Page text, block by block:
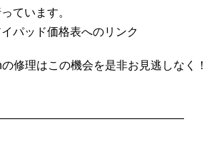
ています。
パッド価格表へのリンク
修理はこの機会を是非お見逃しなく！